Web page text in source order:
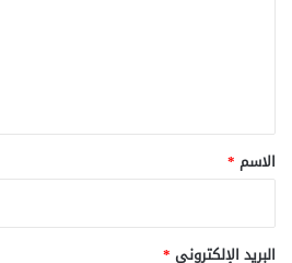
*
الاسم *
البريد الإلكتروني *